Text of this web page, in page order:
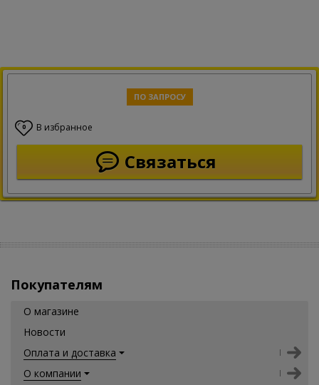
ПО ЗАПРОСУ
0 В избранное
Связаться
Покупателям
О магазине
Новости
Оплата и доставка
О компании